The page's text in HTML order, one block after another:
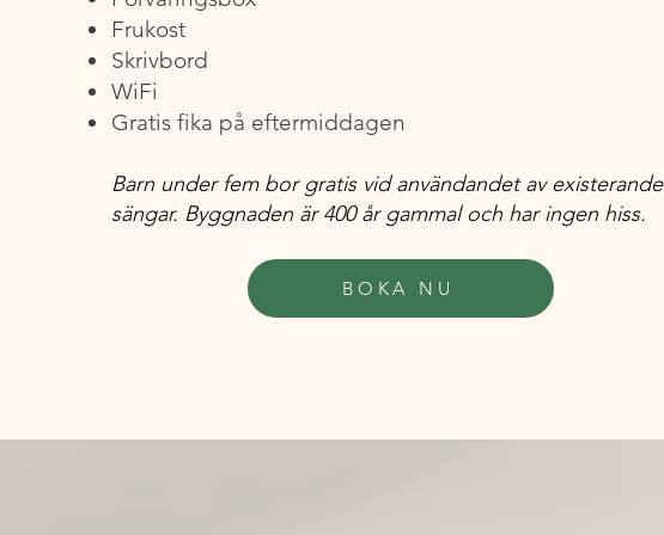
Frukost
Skrivbord
WiFi
Gratis fika på eftermiddagen
Barn under fem bor gratis vid användandet av existerande
sängar. Byggnaden är 400 år gammal och har ingen hiss.
BOKA NU